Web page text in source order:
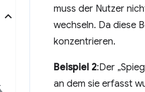
muss der Nutzer
wechseln. Da diese
konzentrieren.
Beispiel 2:Der
an dem sie erfasst